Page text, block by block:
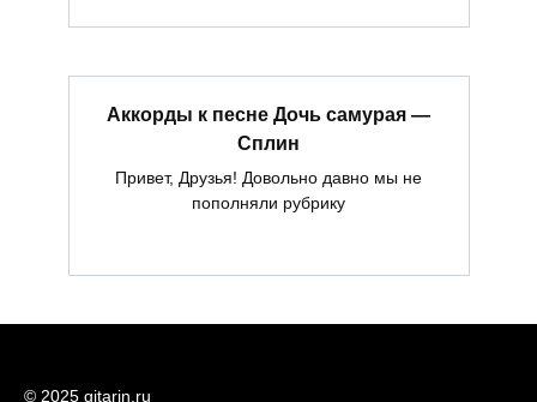
Аккорды к песне Дочь самурая —
Сплин
Привет, Друзья! Довольно давно мы не
пополняли рубрику
© 2025 gitarin.ru